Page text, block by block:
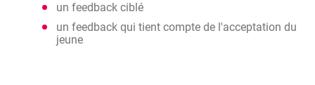
un feedback ciblé
un feedback qui tient compte de l'acceptation du
jeune